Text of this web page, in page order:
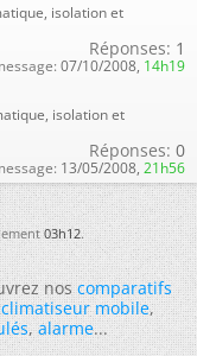
isolation et
Réponses: 1
07/10/2008, 14h19
isolation et
Réponses: 0
13/05/2008, 21h56
03h12.
noscomparatifs
climatiseur mobile,
,alarme...